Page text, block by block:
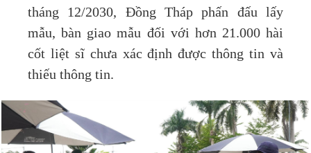
tháng 12/2030, Đồng Tháp phấn đấu lấy
mẫu, bàn giao mẫu đối với hơn 21.000 hài
cốt liệt sĩ chưa xác định được thông tin và
thiếu thông tin.